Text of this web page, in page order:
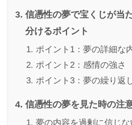
信憑性の夢で宝くじが当
分けるポイント
ポイント1：夢の詳細な
ポイント2：感情の強さ
ポイント3：夢の繰り返
信憑性の夢を見た時の注
夢の内容を過剰に信じな